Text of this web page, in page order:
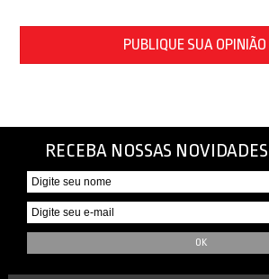
PUBLIQUE SUA OPINIÃO
RECEBA NOSSAS